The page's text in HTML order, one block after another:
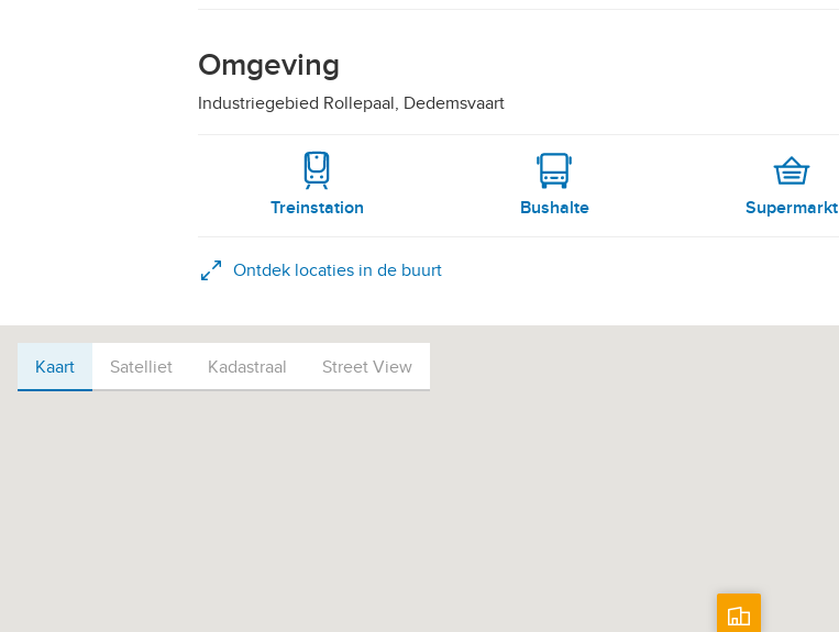
Omgeving
Industriegebied Rollepaal, Dedemsvaart
Treinstation Bushalte Supermarkt
Ontdek locaties in de buurt
Kaart
Kaart Satelliet Kadastraal Street View